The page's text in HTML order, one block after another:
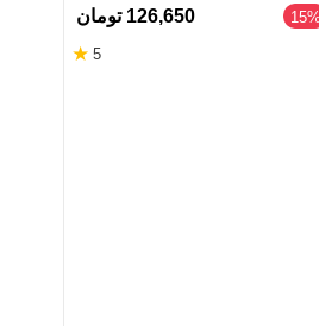
‎15% 126,650 تومان
5
★